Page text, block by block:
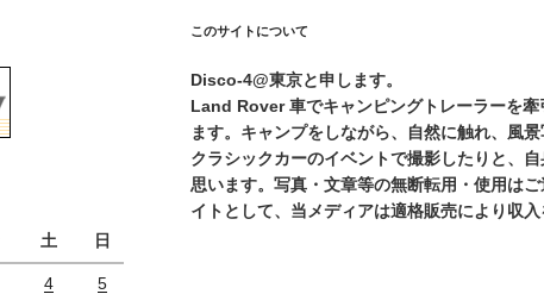
土 日
4 5
このサイトについて
Disco-4@東京と申します。
Land Rover 車でキャンピングトレーラーを
ます。キャンプをしながら、自然に触れ、風
クラシックカーのイベントで撮影したりと、
思います。写真・文章等の無断転用・使用は
イトとして、当メディアは適格販売により収